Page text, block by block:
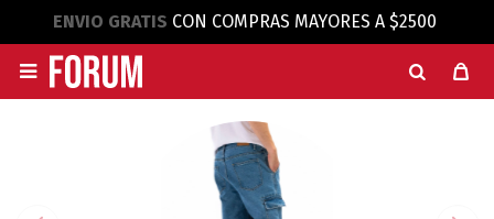
ENVIO GRATIS CON COMPRAS MAYORES A $2500
